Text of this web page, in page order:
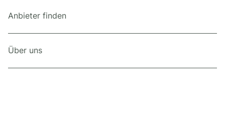
Anbieter finden
Über uns